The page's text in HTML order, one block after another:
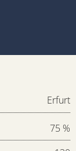
Erfurt
75 %